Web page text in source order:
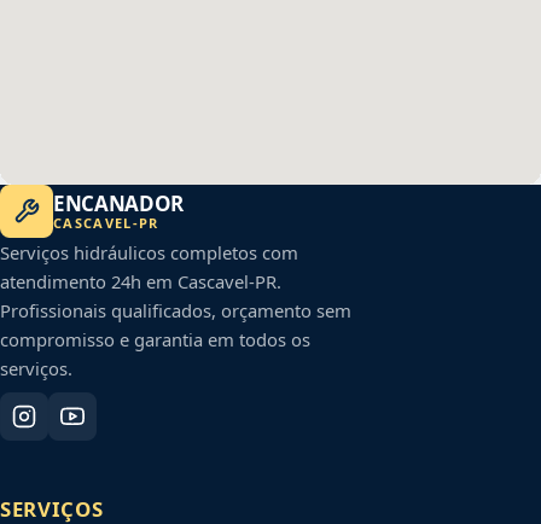
ENCANADOR
CASCAVEL-PR
Serviços hidráulicos completos com
atendimento 24h em Cascavel-PR.
Profissionais qualificados, orçamento sem
compromisso e garantia em todos os
serviços.
SERVIÇOS